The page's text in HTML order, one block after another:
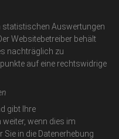
statistischen Auswertungen
Websitebetreiber behält
nachträglich zu
auf eine rechtswidrige
gibt Ihre
wenn dies im
in die Datenerhebung